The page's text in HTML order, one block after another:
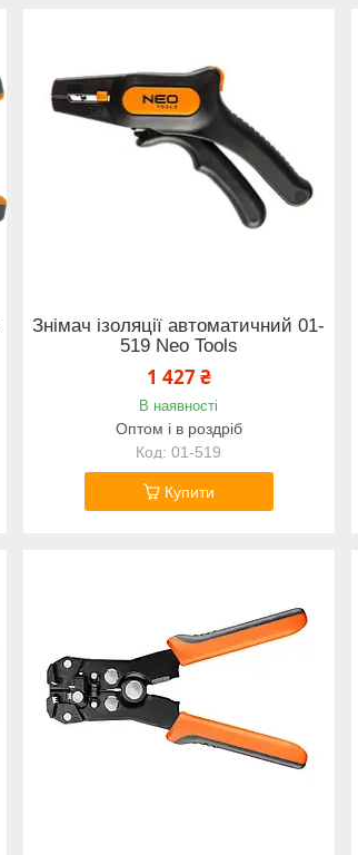
Знімач ізоляції автоматичний 01-
519 Neo Tools
1 427 ₴
В наявності
Оптом і в роздріб
01-519
Купити